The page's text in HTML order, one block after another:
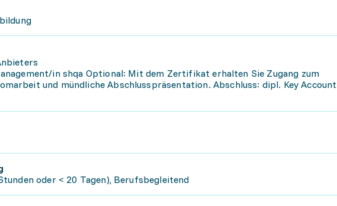
in shqa Optional: Mit dem Zertifikat erhalten Sie Zugang zum
und mündliche Abschlusspräsentation. Abschluss: dipl. Key Account
oder < 20 Tagen), Berufsbegleitend